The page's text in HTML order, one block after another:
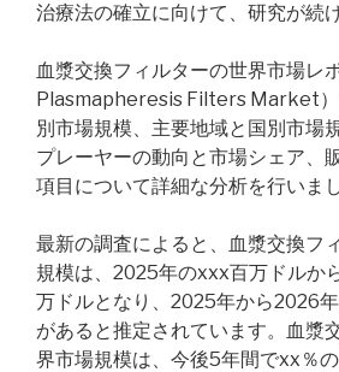
治療法の確立に向けて、研究が続
血漿交換フィルターの世界市場レ
Plasmapheresis Filters Market）
別市場規模、主要地域と国別市場
プレーヤーの動向と市場シェア、
項目について詳細な分析を行いまし
最新の調査によると、血漿交換フ
規模は、2025年のxxx百万ドルか
万ドルとなり、2025年から2026
があると推定されています。血漿
界市場規模は、今後5年間でxx％